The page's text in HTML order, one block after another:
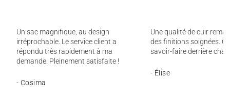
Un sac magnifique, au design
irréprochable. Le service client a
répondu très rapidement à ma
demande. Pleinement satisfaite !
- Cosima
Une qualité de cuir
des finitions soignées.
savoir-faire derrière
- Élise